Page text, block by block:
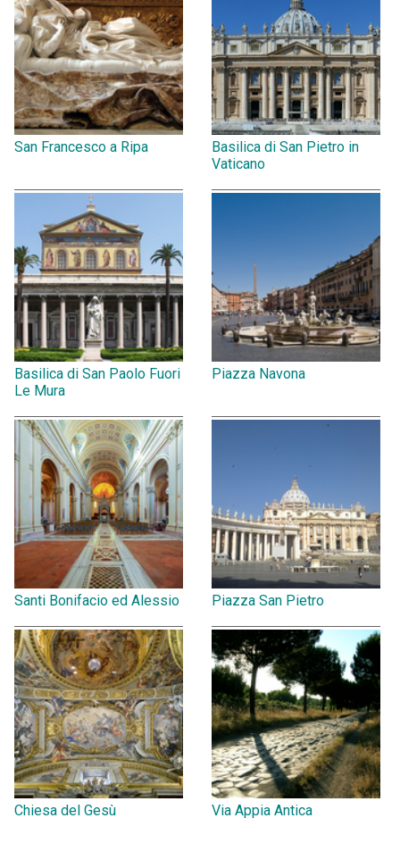
San Francesco a Ripa
Basilica di San Pietro in
Vaticano
Basilica di San Paolo Fuori
Le Mura
Piazza Navona
Santi Bonifacio ed Alessio Piazza San Pietro
Chiesa del Gesù Via Appia Antica